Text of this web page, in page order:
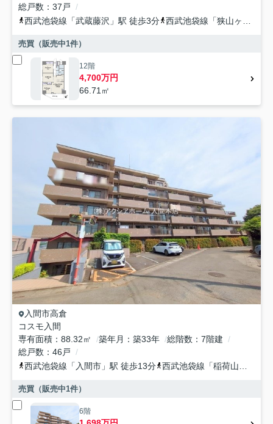
総戸数
37戸
西武池袋線 「武蔵藤沢 」駅 徒歩3分 西武池袋線 「狭山ヶ丘
売買（販売中1件）
12階
4,700万円
66.71㎡
入間市高倉
コスモ入間
専有面積
88.32㎡ 築年月 築33年 総階数
7階建
総戸数
46戸
西武池袋線 「 入間市 」駅 徒歩13分 西武池袋線 「稲荷山公園
売買（販売中1件）
6階